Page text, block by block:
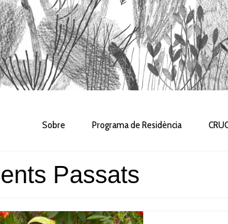
Sobre Programa de Residència
Passats